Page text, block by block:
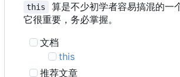
this
算是不少初学者容易搞混的一
它很重要，务必掌握。
文档
this
推荐文章